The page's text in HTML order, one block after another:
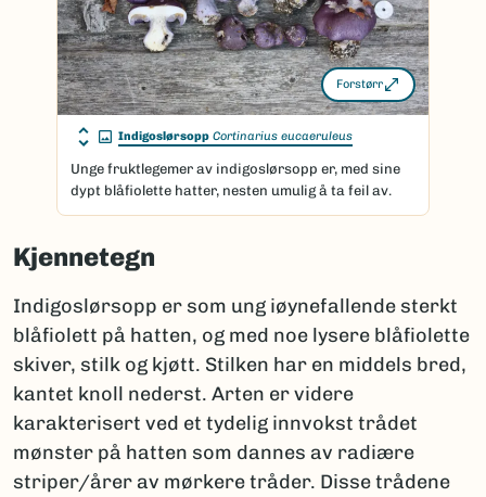
Forstørr
Indigoslørsopp Cortinarius eucaeruleus
Unge fruktlegemer av indigoslørsopp er, med sine
dypt blåfiolette hatter, nesten umulig å ta feil av.
Kjennetegn
Indigoslørsopp er som ung iøynefallende sterkt
blåfiolett på hatten, og med noe lysere blåfiolette
skiver, stilk og kjøtt. Stilken har en middels bred,
kantet knoll nederst. Arten er videre
karakterisert ved et tydelig innvokst trådet
mønster på hatten som dannes av radiære
striper/årer av mørkere tråder. Disse trådene